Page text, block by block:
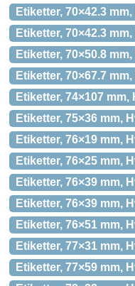
Etiketter, 70×42.3
Etiketter, 70×42.3
Etiketter, 70×50.8
Etiketter, 70×67.7
Etiketter, 74×107
Etiketter, 75×36 mm,
Etiketter, 76×19 mm,
Etiketter, 76×25 mm,
Etiketter, 76×39 mm,
Etiketter, 76×39 mm,
Etiketter, 76×51 mm,
Etiketter, 77×31 mm,
Etiketter, 77×59 mm,